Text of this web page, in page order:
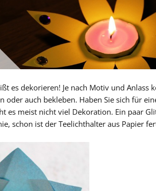
es dekorieren! Je nach Motiv und Anlass
oder auch bekleben. Haben Sie sich für
es meist nicht viel Dekoration. Ein paar
schon ist der Teelichthalter aus Papier